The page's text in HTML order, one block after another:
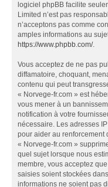
logiciel phpBB facilite
Limited n’est pas
n’acceptons pas comme
amples informations au
https://www.phpbb.com/.
Vous acceptez de ne pas
diffamatoire, choquant,
contenu qui peut
« Norvege-fr.com » est
vous mener à un
notification à votre
nécessaire. Les adresses
pour aider au renforcement
« Norvege-fr.com »
quel sujet lorsque nous
membre, vous acceptez
saisies soient stockées
informations ne soient pas